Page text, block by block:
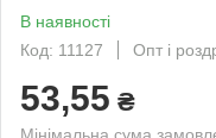
В наявності
Код: 11127
Опт і
53,55 ₴
Мінімальна сума